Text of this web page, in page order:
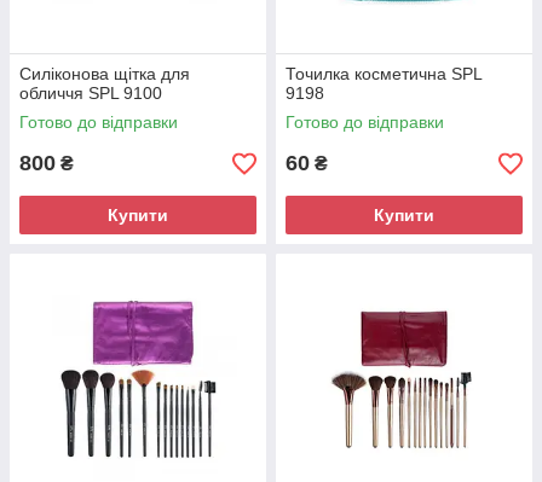
Силіконова щітка для
обличчя SPL 9100
Готово до відправки
800 ₴
Купити
Точилка косметична SPL
9198
Готово до відправки
60 ₴
Купити